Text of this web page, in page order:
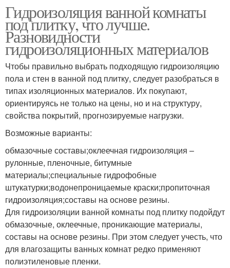
Гидроизоляция ванной комнаты
под плитку, что лучше.
Разновидности
гидроизоляционных материалов
Чтобы правильно выбрать подходящую гидроизоляцию
пола и стен в ванной под плитку, следует разобраться в
типах изоляционных материалов. Их покупают,
ориентируясь не только на цены, но и на структуру,
свойства покрытий, прогнозируемые нагрузки.
Возможные варианты:
обмазочные составы;оклеечная гидроизоляция –
рулонные, пленочные, битумные
материалы;специальные гидрофобные
штукатурки;водонепроницаемые краски;пропиточная
гидроизоляция;составы на основе резины.
Для гидроизоляции ванной комнаты под плитку подойдут
обмазочные, оклеечные, проникающие материалы,
составы на основе резины. При этом следует учесть, что
для влагозащиты ванных комнат редко применяют
полиэтиленовые пленки.